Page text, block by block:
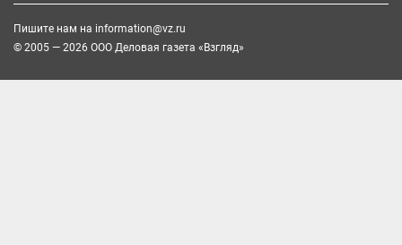
Пишите нам на information@vz.ru
© 2005 — 2026 ООО Деловая газета «Взгляд»